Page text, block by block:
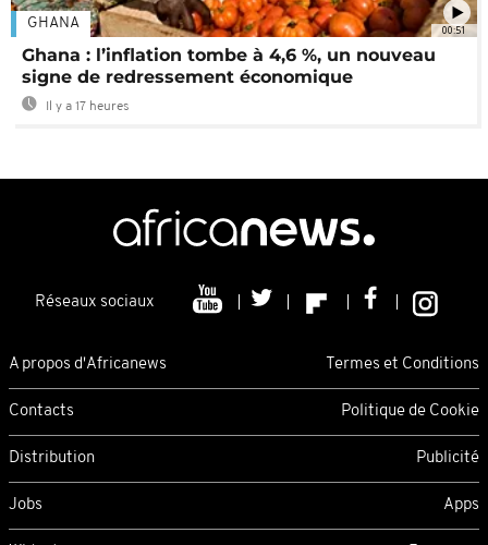
00:51
GHANA
Ghana : l’inflation tombe à 4,6 %, un nouveau
signe de redressement économique
Il y a 17 heures
Réseaux sociaux
A propos d'Africanews Termes et Conditions
Contacts Politique de Cookie
Distribution Publicité
Jobs Apps